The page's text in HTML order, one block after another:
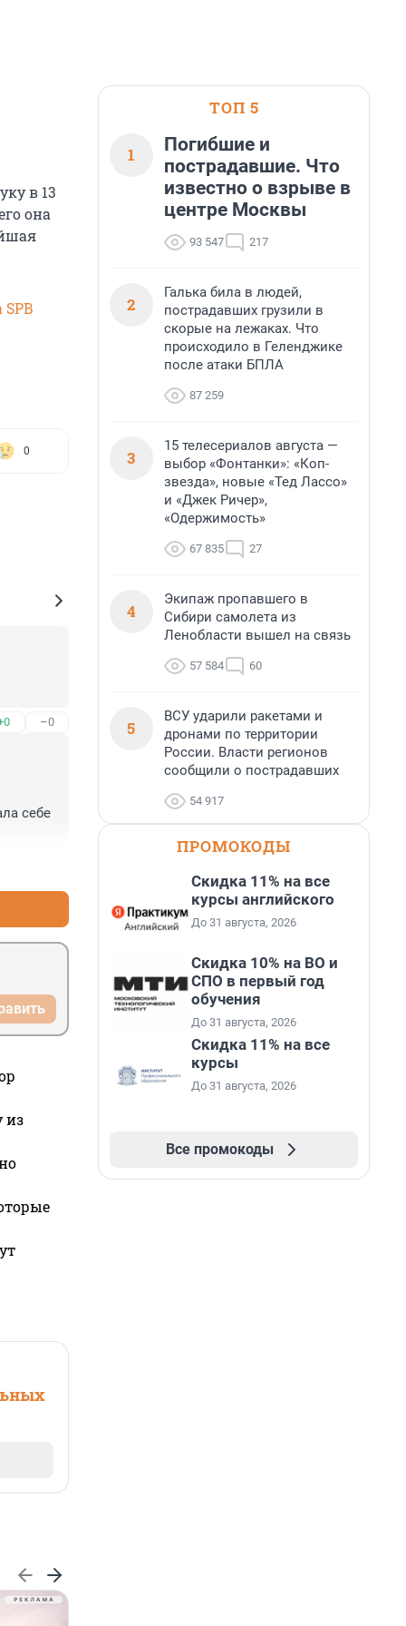
в 13
она
0
–0
себе
из
ТОП 5
1
Погибшие и
пострадавшие. Что
известно о взрыве в
центре Москвы
93 547 217
2
Галька била в людей,
пострадавших грузили в
скорые на лежаках. Что
происходило в Геленджике
после атаки БПЛА
87 259
3
15 телесериалов августа —
выбор «Фонтанки»: «Коп-
звезда», новые «Тед Лассо»
и «Джек Ричер»,
«Одержимость»
67 835 27
4
Экипаж пропавшего в
Сибири самолета из
Ленобласти вышел на связь
57 584 60
5
ВСУ ударили ракетами и
дронами по территории
России. Власти регионов
сообщили о пострадавших
54 917
ПРОМОКОДЫ
Скидка 11% на все
курсы английского
До 31 августа, 2026
Скидка 10% на ВО и
СПО в первый год
обучения
До 31 августа, 2026
Скидка 11% на все
курсы
До 31 августа, 2026
Все промокоды